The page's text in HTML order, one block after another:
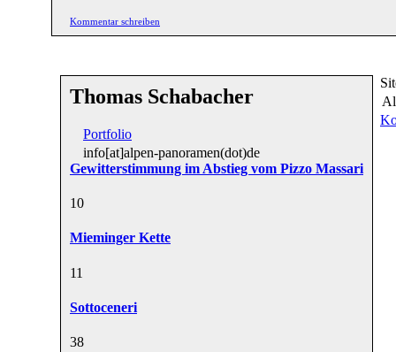
Kommentar schreiben
Thomas Schabacher
Portfolio
info[at]alpen-panoramen(dot)de
Gewitterstimmung im Abstieg vom Pizzo Massari
10
Mieminger Kette
11
Sottoceneri
38